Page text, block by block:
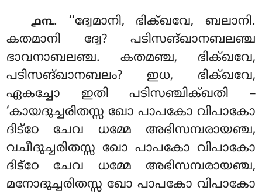
൧൩. ‘‘ദ്വേമാനി, ഭിക്ഖവേ, ബലാനി.
കതമാനി ദ്വേ? പടിസങ്ഖാനബലഞ്ച
ഭാവനാബലഞ്ച. കതമഞ്ച, ഭിക്ഖവേ,
പടിസങ്ഖാനബലം? ഇധ, ഭിക്ഖവേ,
ഏകച്ചോ ഇതി പടിസഞ്ചിക്ഖതി –
‘കായദുച്ചരിതസ്സ ഖോ പാപകോ വിപാകോ
ദിട്ഠേ ചേവ ധമ്മേ അഭിസമ്പരായഞ്ച,
വചീദുച്ചരിതസ്സ ഖോ പാപകോ വിപാകോ
ദിട്ഠേ ചേവ ധമ്മേ അഭിസമ്പരായഞ്ച,
മനോദുച്ചരിതസ്സ ഖോ പാപകോ വിപാകോ